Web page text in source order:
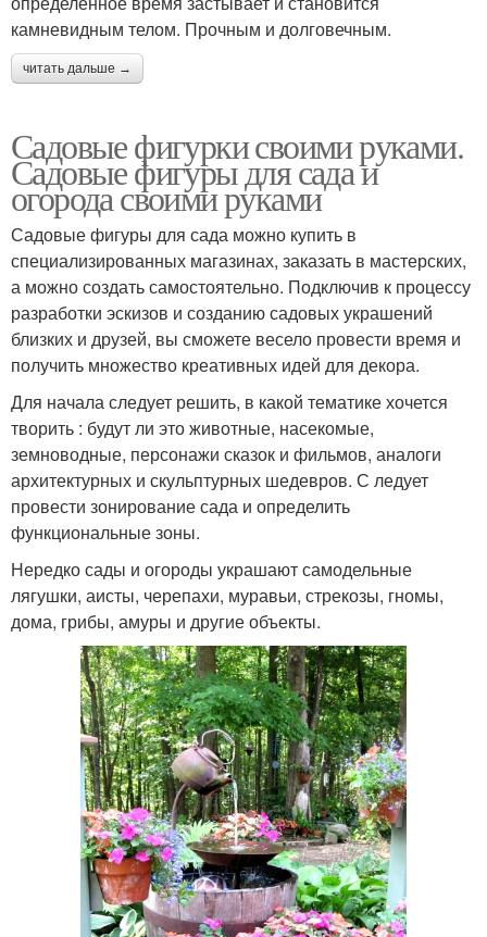
камневидным телом. Прочным и долговечным.
читать дальше →
Садовые фигурки своими руками.
Садовые фигуры для сада и
огорода своими руками
Садовые фигуры для сада можно купить в
специализированных магазинах, заказать в мастерских,
а можно создать самостоятельно. Подключив к процессу
разработки эскизов и созданию садовых украшений
близких и друзей, вы сможете весело провести время и
получить множество креативных идей для декора.
Для начала следует решить, в какой тематике хочется
творить : будут ли это животные, насекомые,
земноводные, персонажи сказок и фильмов, аналоги
архитектурных и скульптурных шедевров. С ледует
провести зонирование сада и определить
функциональные зоны.
Нередко сады и огороды украшают самодельные
лягушки, аисты, черепахи, муравьи, стрекозы, гномы,
дома, грибы, амуры и другие объекты.